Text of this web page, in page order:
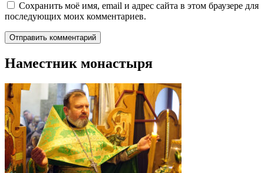
Сохранить моё имя, email и адрес сайта в этом браузере для
последующих моих комментариев.
Наместник монастыря